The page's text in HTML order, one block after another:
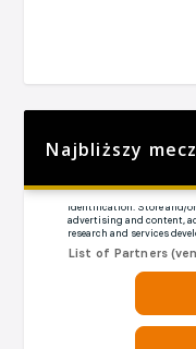
Najbliższy mecz